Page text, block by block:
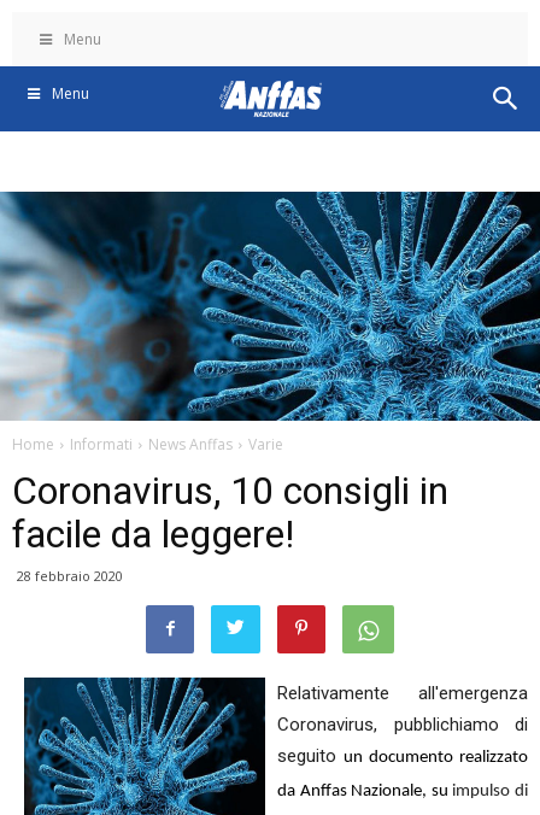
Menu
Menu
Home Informati News Anffas Varie
Coronavirus, 10 consigli in
facile da leggere!
28 febbraio 2020
Relativamente all'emergenza
Coronavirus, pubblichiamo di
seguito un documento realizzato
da Anffas Nazionale, su impulso di